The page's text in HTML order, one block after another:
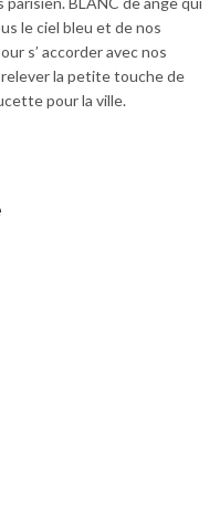
le ciel bleu et de nos
s’ accorder avec nos
la petite touche de
pour la ville.